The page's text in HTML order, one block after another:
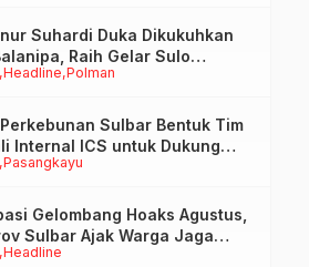
Headline Polman
Suhardi Duka Dikukuhkan
Raih Gelar Sulo
Pasangkayu
Sulbar Bentuk Tim
Internal ICS untuk Dukung
ISPO Pekebun di
Headline
Gelombang Hoaks Agustus,
Sulbar Ajak Warga Jaga
Digital